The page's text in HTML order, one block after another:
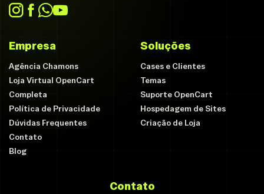
Empresa
Agência Chamons
Loja Virtual OpenCart
Completa
Política de Privacidade
Dúvidas Frequentes
Contato
Blog
Soluções
Cases e Clientes
Temas
Suporte OpenCart
Hospedagem de Sites
Criação de Loja
Contato